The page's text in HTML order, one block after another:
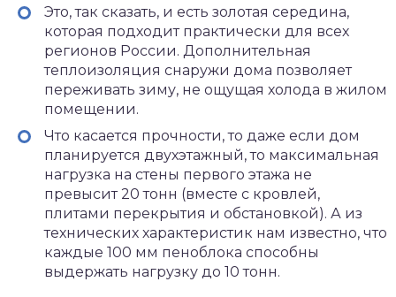
Это, так сказать, и есть золотая середина,
которая подходит практически для всех
регионов России. Дополнительная
теплоизоляция снаружи дома позволяет
переживать зиму, не ощущая холода в жилом
помещении.
Что касается прочности, то даже если дом
планируется двухэтажный, то максимальная
нагрузка на стены первого этажа не
превысит 20 тонн (вместе с кровлей,
плитами перекрытия и обстановкой). А из
технических характеристик нам известно, что
каждые 100 мм пеноблока способны
выдержать нагрузку до 10 тонн.